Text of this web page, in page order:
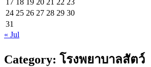
17 18 19 20 21 22 23
24 25 26 27 28 29 30
31
« Jul
Category: โรงพยาบาลสัตว์